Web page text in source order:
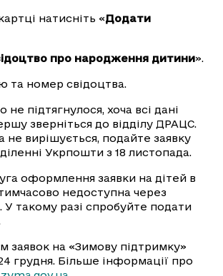
натисніть «Додати
про народження дитини».
та номер свідоцтва.
підтягнулося, хоча всі дані
зверніться до відділу ДРАЦС.
вирішується, подайте заявку
Укрпошти з 18 листопада.
оформлення заявки на дітей в
недоступна через
У такому разі спробуйте подати
заявок на «Зимову підтримку»
грудня. Більше інформації про